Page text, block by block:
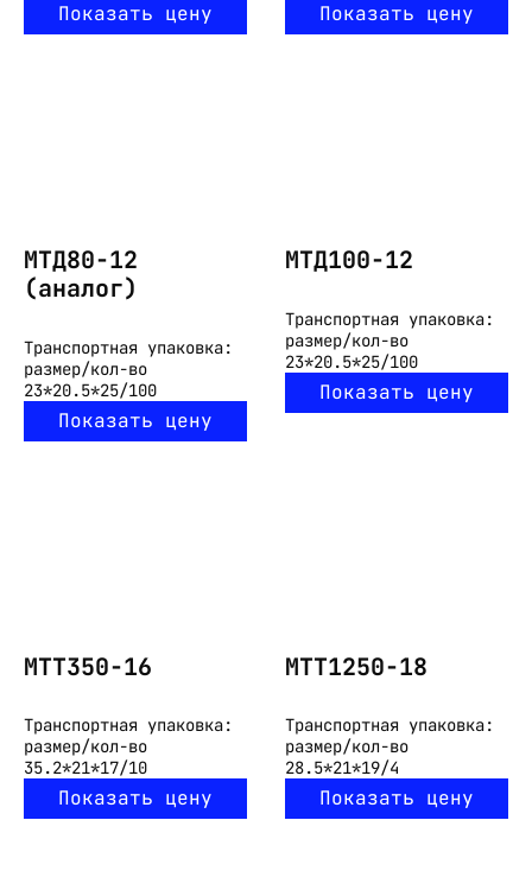
Показать цену Показать цену
МТД80-12
(аналог)
Транспортная упаковка:
размер/кол-во
23*20.5*25/100
Показать цену
МТД100-12
Транспортная упаковка:
размер/кол-во
23*20.5*25/100
Показать цену
МТТ350-16
Транспортная упаковка:
размер/кол-во
35.2*21*17/10
Показать цену
МТТ1250-18
Транспортная упаковка:
размер/кол-во
28.5*21*19/4
Показать цену